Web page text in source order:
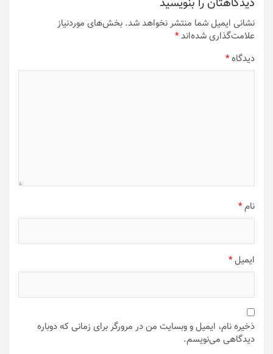
نشانی ایمیل شما منتشر نخواهد شد. بخش‌های موردنیاز
علامت‌گذاری شده‌اند*
دیدگاه*
نام*
ایمیل*
ذخیره نام، ایمیل و وبسایت من در مرورگر برای زمانی که دوباره
دیدگاهی می‌نویسم.